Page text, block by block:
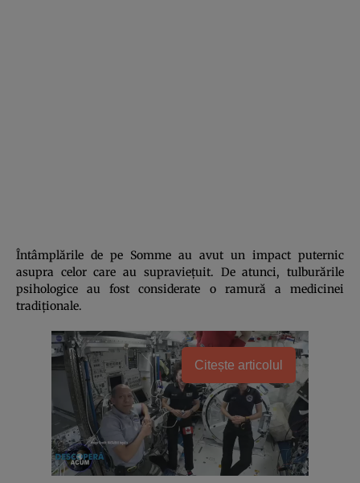
Întâmplările de pe Somme au avut un impact puternic
asupra celor care au supravieţuit. De atunci, tulburările
psihologice au fost considerate o ramură a medicinei
tradiţionale.
Citește articolul